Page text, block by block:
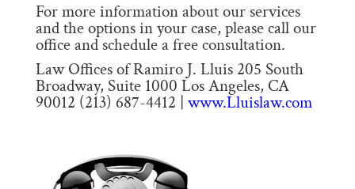
For more information about our services
and the options in your case, please call our
office and schedule a free consultation.
Law Offices of Ramiro J. Lluis 205 South
Broadway, Suite 1000 Los Angeles, CA
90012 (213) 687-4412 | www.Lluislaw.com